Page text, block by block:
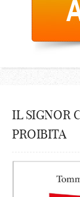
IL SIGNOR
PROIBITA